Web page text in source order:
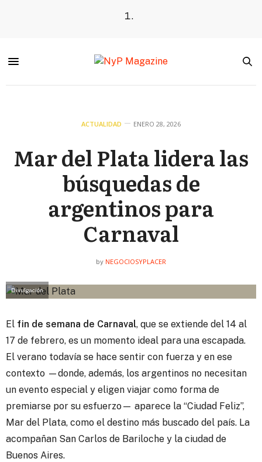
ACTUALIDAD ENERO 28, 2026
Mar del Plata lidera las
búsquedas de
argentinos para
Carnaval
by NEGOCIOSYPLACER
Divulgación
El fin de semana de Carnaval, que se extiende del 14 al
17 de febrero, es un momento ideal para una escapada.
El verano todavía se hace sentir con fuerza y en ese
contexto —donde, además, los argentinos no necesitan
un evento especial y eligen viajar como forma de
premiarse por su esfuerzo— aparece la “Ciudad Feliz”,
Mar del Plata, como el destino más buscado del país. La
acompañan San Carlos de Bariloche y la ciudad de
Buenos Aires.